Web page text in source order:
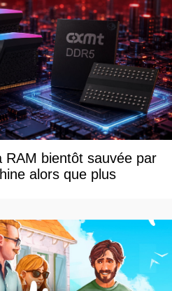
RAM bientôt sauvée par
alors que plus